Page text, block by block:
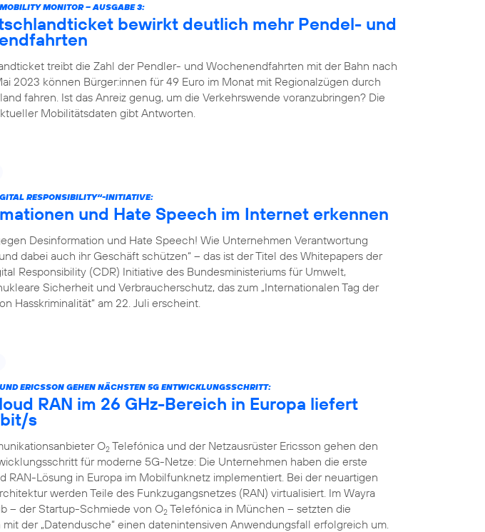
MONITOR – AUSGABE 3:
bewirkt deutlich mehr Pendel- und
treibt die Zahl der Pendler- und Wochenendfahrten mit der Bahn nach
2023 können Bürger:innen für 49 Euro im Monat mit Regionalzügen durch
fahren. Ist das Anreiz genug, um die Verkehrswende voranzubringen? Die
Mobilitätsdaten gibt Antworten.
RESPONSIBILITY“-INITIATIVE:
und Hate Speech im Internet erkennen
Desinformation und Hate Speech! Wie Unternehmen Verantwortung
dabei auch ihr Geschäft schützen“ – das ist der Titel des Whitepapers der
Responsibility (CDR) Initiative des Bundesministeriums für Umwelt,
Sicherheit und Verbraucherschutz, das zum „Internationalen Tag der
Hasskriminalität“ am 22. Juli erscheint.
ERICSSON GEHEN NÄCHSTEN 5G ENTWICKLUNGSSCHRITT:
RAN im 26 GHz-Bereich in Europa liefert
s
O2 Telefónica und der Netzausrüster Ericsson gehen den
für moderne 5G-Netze: Die Unternehmen haben die erste
RAN-Lösung in Europa im Mobilfunknetz implementiert. Bei der neuartigen
werden Teile des Funkzugangsnetzes (RAN) virtualisiert. Im Wayra
– der Startup-Schmiede von O2 Telefónica in München – setzten die
der „Datendusche“ einen datenintensiven Anwendungsfall erfolgreich um.